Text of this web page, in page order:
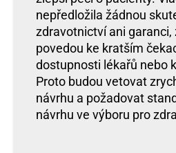
nepředložila žádnou
zdravotnictví ani garanci,
povedou ke kratším
dostupnosti lékařů nebo
Proto budou vetovat
návrhu a požadovat
návrhu ve výboru pro